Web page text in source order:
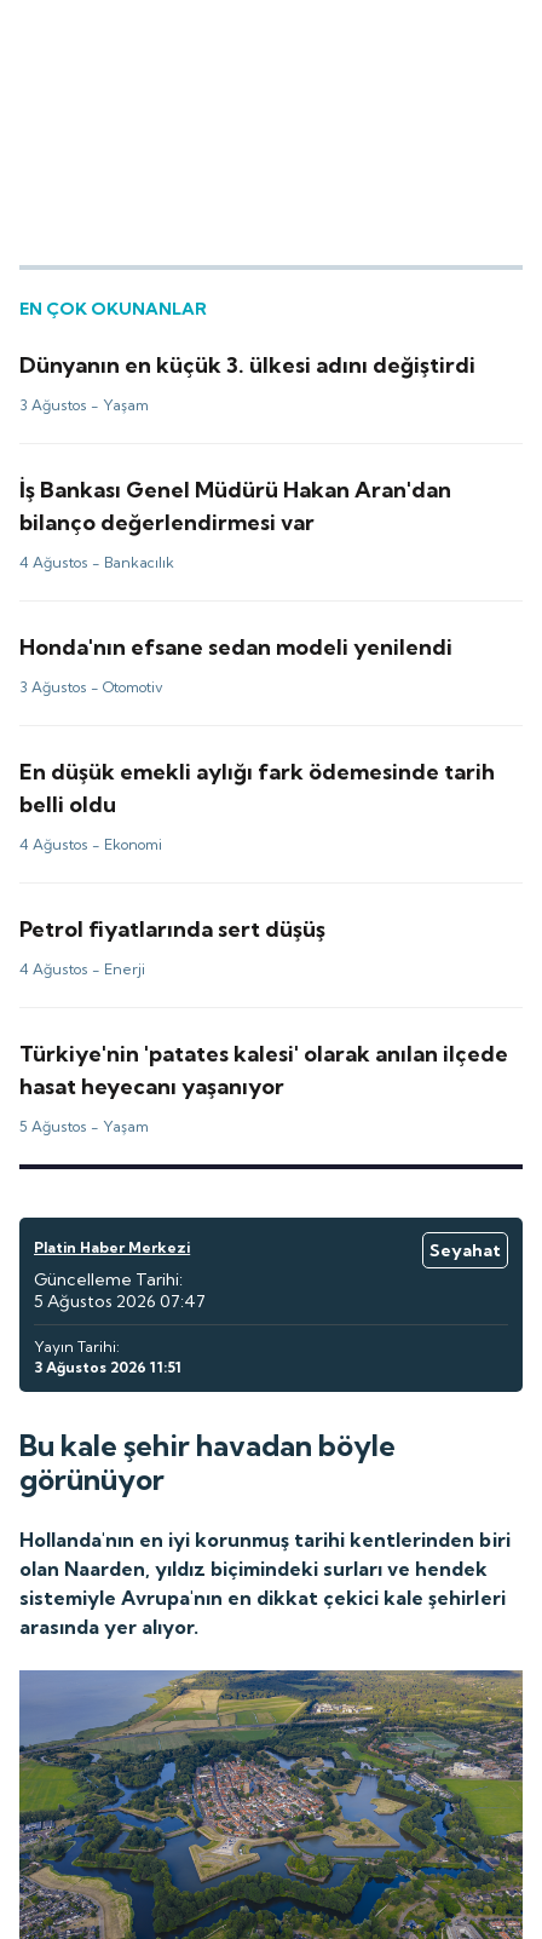
EN ÇOK OKUNANLAR
Dünyanın en küçük 3. ülkesi adını değiştirdi
3 Ağustos - Yaşam
İş Bankası Genel Müdürü Hakan Aran'dan
bilanço değerlendirmesi var
4 Ağustos - Bankacılık
Honda'nın efsane sedan modeli yenilendi
3 Ağustos -Otomotiv
En düşük emekli aylığı fark ödemesinde tarih
belli oldu
4 Ağustos - Ekonomi
Petrol fiyatlarında sert düşüş
4 Ağustos - Enerji
Türkiye'nin 'patates kalesi' olarak anılan ilçede
hasat heyecanı yaşanıyor
5 Ağustos - Yaşam
Platin Haber Merkezi
Seyahat
Güncelleme Tarihi:
5 Ağustos 2026 07:47
Yayın Tarihi:
3 Ağustos 2026 11:51
Bu kale şehir havadan böyle
görünüyor
Hollanda'nın en iyi korunmuş tarihi kentlerinden biri
olan Naarden, yıldız biçimindeki surları ve hendek
sistemiyle Avrupa'nın en dikkat çekici kale şehirleri
arasında yer alıyor.